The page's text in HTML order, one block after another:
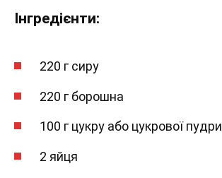
Інгредієнти:
220 г сиру
220 г борошна
100 г цукру або цукрової пудри
2 яйця